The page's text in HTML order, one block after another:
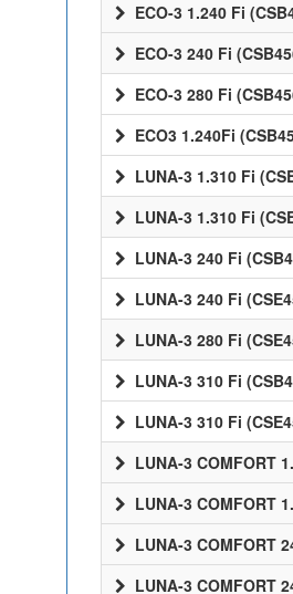
ECO-3 1.240 Fi
ECO-3 240 Fi
ECO-3 280 Fi
ECO3 1.240Fi
LUNA-3 1.310 Fi
LUNA-3 1.310 Fi
LUNA-3 240 Fi
LUNA-3 240 Fi
LUNA-3 280 Fi
LUNA-3 310 Fi
LUNA-3 310 Fi
LUNA-3 COMFORT
LUNA-3 COMFORT
LUNA-3 COMFORT
LUNA-3 COMFORT